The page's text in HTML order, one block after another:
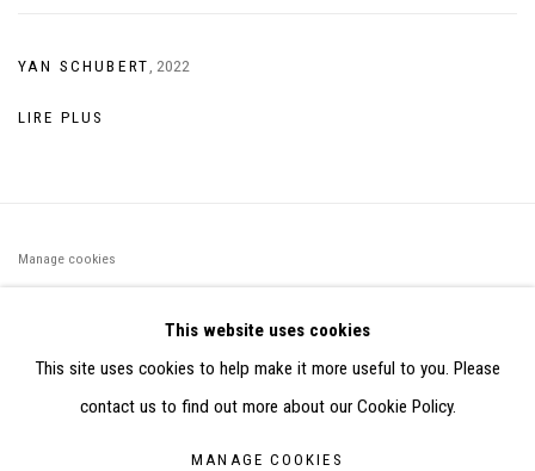
YAN SCHUBERT 2022
LIRE PLUS
Manage cookies
PARTIR DES DONNÉES COLLECTÉES PAR ELISABETH KLIMOFF
DE 2015 À 2019
SITE BY ARTLOGIC
This website uses cookies
This site uses cookies to help make it more useful to you. Please
contact us to find out more about our Cookie Policy.
MANAGE COOKIES